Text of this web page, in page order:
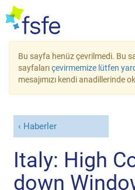
Bu sayfa henüz çevrilmedi. Bu
sayfalarıçevirmemize lütfen
mesajımızı kendi anadillerinde
Haberler
Italy: High
down